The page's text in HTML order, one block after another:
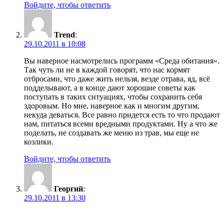
Войдите, чтобы ответить
Trend:
29.10.2011 в 10:08
Вы наверное насмотрелись программ «Среда обитания».
Так чуть ли не в каждой говорят, что нас кормят
отбросами, что даже жить нельзя, везде отрава, яд, всё
подделывают, а в конце дают хорошие советы как
поступать в таких ситуациях, чтобы сохранить себя
здоровым. Но мне, наверное как и многим другим,
некуда деваться. Все равно придется есть то что продают
нам, питаться всеми вредными продуктами. Ну а что же
поделать, не создавать же меню из трав, мы еще не
козлики.
Войдите, чтобы ответить
Георгий:
29.10.2011 в 13:30